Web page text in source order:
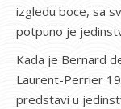
izgledu boce, sa
potpuno je
Kada je Bernard
Laurent-Perrier
predstavi u